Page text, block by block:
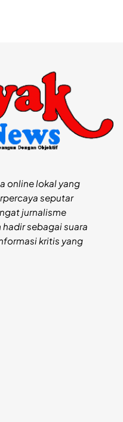
online lokal yang
seputar
jurnalisme
sebagai suara
kritis yang